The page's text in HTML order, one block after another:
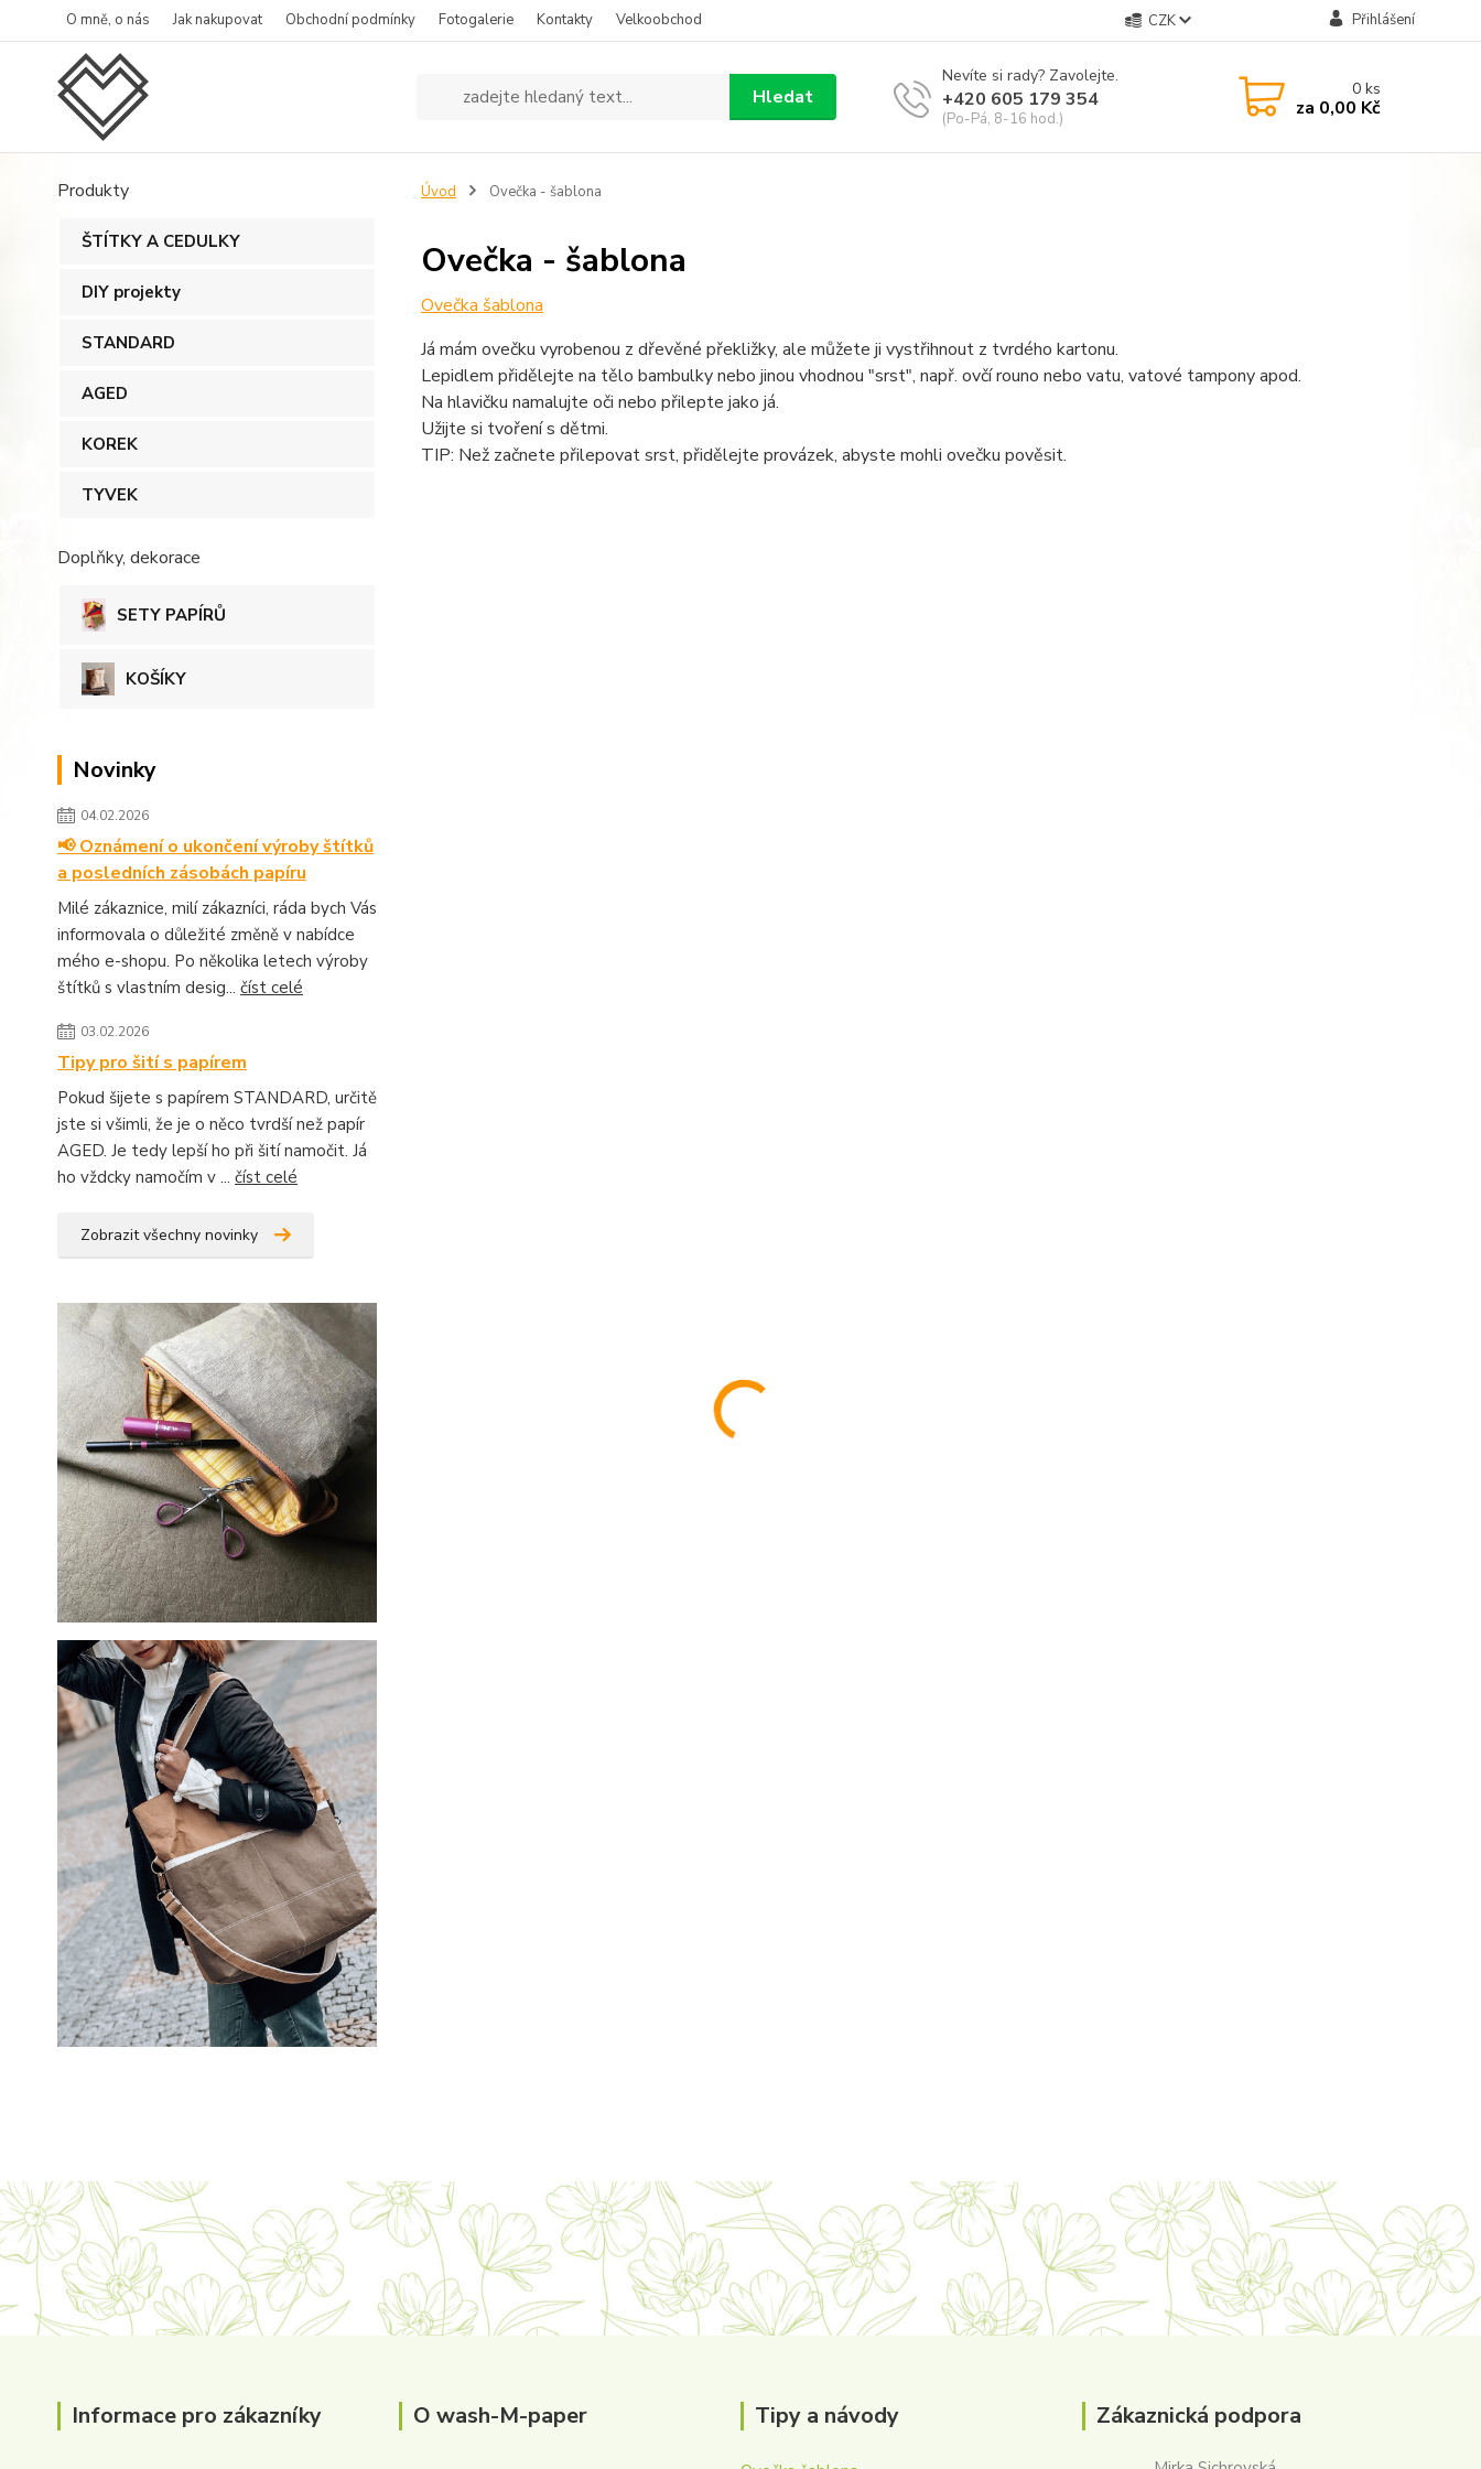
O mně, o nás Jak nakupovat Obchodní podmínky Fotogalerie Kontakty Velkoobchod CZK Přihlášení
Hledat
Nevíte si rady? Zavolejte.
+420 605 179 354
(Po-Pá, 8-16 hod.)
0ks
za 0,00 Kč
Produkty
ŠTÍTKY A CEDULKY
DIY projekty
STANDARD
AGED
KOREK
TYVEK
Doplňky, dekorace
SETY PAPÍRŮ
KOŠÍKY
Novinky
04.02.2026
📢 Oznámení o ukončení výroby štítků
a posledních zásobách papíru
Milé zákaznice, milí zákazníci, ráda bych Vás
informovala o důležité změně v nabídce
mého e-shopu. Po několika letech výroby
štítků s vlastním desig... číst celé
03.02.2026
Tipy pro šití s papírem
Pokud šijete s papírem STANDARD, určitě
jste si všimli, že je o něco tvrdší než papír
AGED. Je tedy lepší ho při šití namočit. Já
ho vždcky namočím v ... číst celé
Zobrazit všechny novinky
Úvod Ovečka - šablona
Ovečka - šablona
Ovečka šablona
Já mám ovečku vyrobenou z dřevěné překližky, ale můžete ji vystřihnout z tvrdého kartonu.
Lepidlem přidělejte na tělo bambulky nebo jinou vhodnou "srst", např. ovčí rouno nebo vatu, vatové tampony apod.
Na hlavičku namalujte oči nebo přilepte jako já.
Užijte si tvoření s dětmi.
TIP: Než začnete přilepovat srst, přidělejte provázek, abyste mohli ovečku pověsit.
Informace pro zákazníky O wash-M-paper Tipy a návody Zákaznická podpora